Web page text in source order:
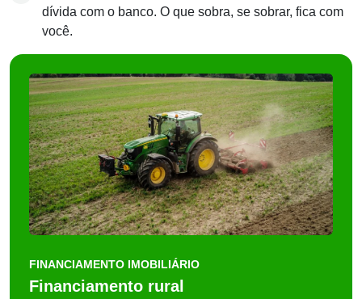
dívida com o banco. O que sobra, se sobrar, fica com
você.
FINANCIAMENTO IMOBILIÁRIO
Financiamento rural